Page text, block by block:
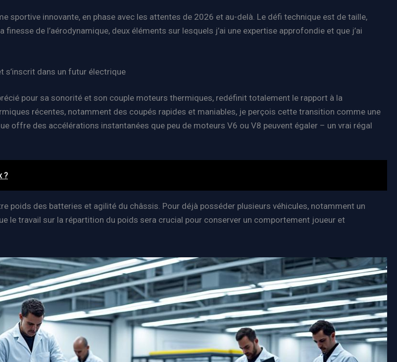
sportive innovante, en phase avec les attentes de 2026 et au-delà. Le défi technique est de taille,
de l’aérodynamique, deux éléments sur lesquels j’ai une expertise approfondie et que j’ai
s’inscrit dans un futur électrique
pour sa sonorité et son couple moteurs thermiques, redéfinit totalement le rapport à la
récentes, notamment des coupés rapides et maniables, je perçois cette transition comme une
offre des accélérations instantanées que peu de moteurs V6 ou V8 peuvent égaler – un vrai régal
?
poids des batteries et agilité du châssis. Pour déjà posséder plusieurs véhicules, notamment un
le travail sur la répartition du poids sera crucial pour conserver un comportement joueur et